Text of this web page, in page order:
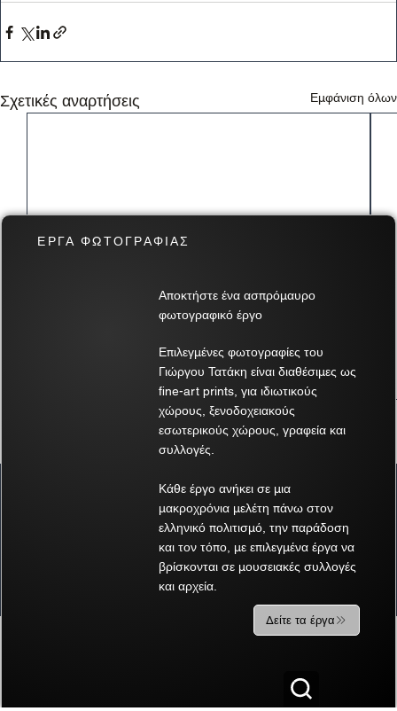
Σχετικές αναρτήσεις Εμφάνιση όλων
Νήσος Χίος: Εξερευνώντας τη Γοητεία
ΕΡΓΑ ΦΩΤΟΓΡΑΦΙΑΣ
Αποκτήστε ένα ασπρόμαυρο
φωτογραφικό έργο
Επιλεγμένες φωτογραφίες του
Γιώργου Τατάκη είναι διαθέσιμες ως
fine-art prints, για ιδιωτικούς
χώρους, ξενοδοχειακούς
εσωτερικούς χώρους, γραφεία και
συλλογές.
Κάθε έργο ανήκει σε μια
μακροχρόνια μελέτη πάνω στον
ελληνικό πολιτισμό, την παράδοση
και τον τόπο, με επιλεγμένα έργα να
βρίσκονται σε μουσειακές συλλογές
και αρχεία.
Δείτε τα έργα